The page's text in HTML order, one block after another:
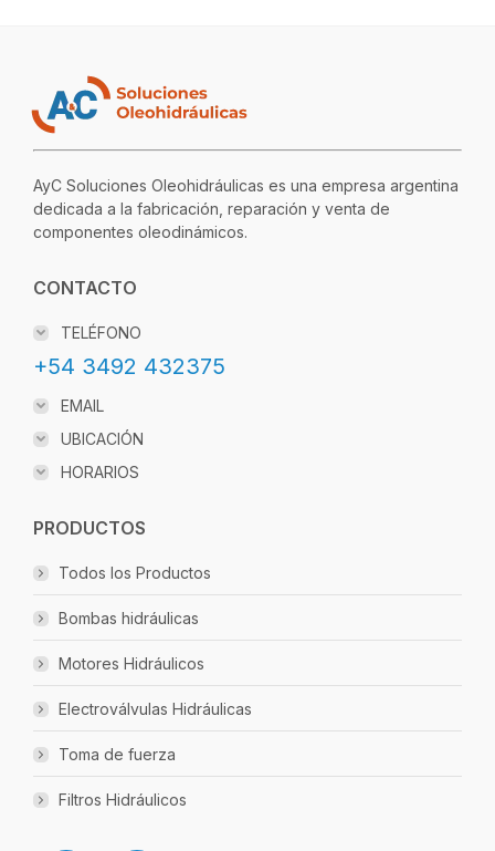
AyC Soluciones Oleohidráulicas es una empresa argentina
dedicada a la fabricación, reparación y venta de
componentes oleodinámicos.
CONTACTO
TELÉFONO
+54 3492 432375
EMAIL
UBICACIÓN
HORARIOS
PRODUCTOS
Todos los Productos
Bombas hidráulicas
Motores Hidráulicos
Electroválvulas Hidráulicas
Toma de fuerza
Filtros Hidráulicos